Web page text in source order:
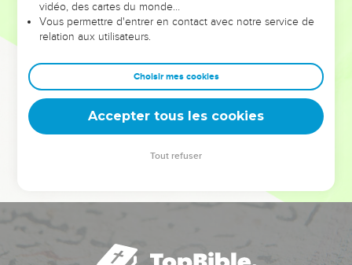
sont elles qui les ont façonnés.
Dans cette conférence, leaders, entrepreneurs, et responsables
clés pour avancer avec plus de sagesse afin que leurs erreurs
deviennent vos tremplins. Que vous guidiez un ministère, une
équipe, un groupe ou une famille, leur expérience est faite
vidéo, des cartes du monde…
Vous permettre d'entrer en contact avec notre service de
relation aux utilisateurs.
Choisir mes cookies
Accepter tous les cookies
Tout refuser